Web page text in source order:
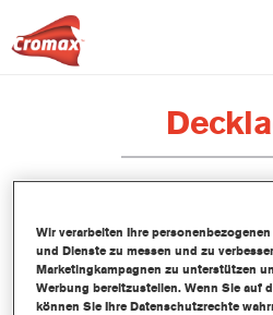
LI410 Imron® Fleet
Alkyd Binder
Artikelnummer
Wir verarbeiten Ihre
und Dienste zu messen und zu
Marketingkampagnen zu unterstützen
Werbung bereitzustellen. Wenn Sie auf
können Sie Ihre Datenschutzrechte